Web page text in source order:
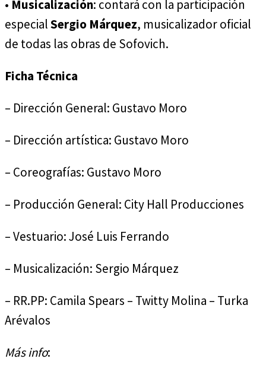
• Musicalización: contará con la participación
especialSergio Márquez, musicalizador oficial
de todas las obras de Sofovich.
Ficha Técnica
– Dirección General: Gustavo Moro
– Dirección artística: Gustavo Moro
– Coreografías: Gustavo Moro
– Producción General: City Hall Producciones
– Vestuario: José Luis Ferrando
– Musicalización: Sergio Márquez
– RR.PP: Camila Spears – Twitty Molina – Turka
Arévalos
Más info: